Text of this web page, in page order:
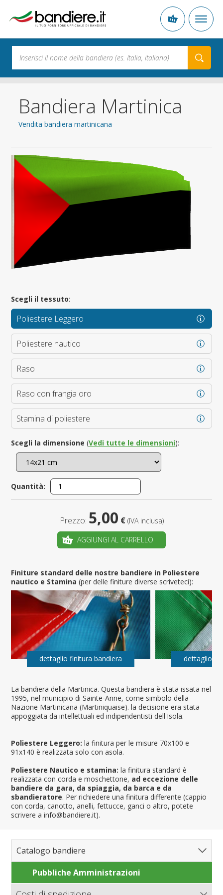
Bandiera Martinica
Vendita bandiera martinicana
La bandiera della Martinica. Questa bandiera è stata issata nel
1995, nel municipio di Sainte-Anne, come simbolo della
Nazione Martinicana (Martiniquaise). la decisione era stata
appoggiata da intellettuali ed indipendentisti dell'Isola.
Poliestere Leggero: la finitura per le misure 70x100 e
91x140 è realizzata solo con asola.
Poliestere Nautico e stamina: la finitura standard è
realizzata con corda e moschettone, ad eccezione delle
bandiere da gara, da spiaggia, da barca e da
sbandieratore. Per richiedere una finitura differente (cappio
con corda, canotto, anelli, fettucce, ganci o altro, potete
scrivere a info@bandiere.it).
Scegli il tessuto:
Poliestere Leggero
Poliestere nautico
Raso
Raso con frangia oro
Stamina di poliestere
Scegli la dimensione (Vedi tutte le dimensioni):
Quantità:
Prezzo: 5,00 € (IVA inclusa)
AGGIUNGI AL CARRELLO
Finiture standard delle nostre bandiere in Poliestere
nautico e Stamina(per delle finiture diverse scriveteci):
dettaglio finitura bandiera dettaglio
Catalogo bandiere
Bandiere del Mondo
Pubbliche Amministrazioni